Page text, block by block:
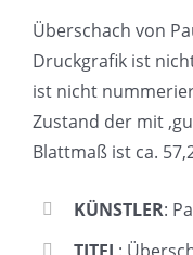
Überschach von
Druckgrafik ist
ist nicht
Zustand der mit
Blattmaß ist ca.
KÜNSTLER: